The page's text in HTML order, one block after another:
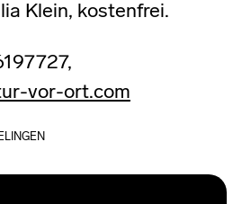
Klein, kostenfrei.
vor-ort.com